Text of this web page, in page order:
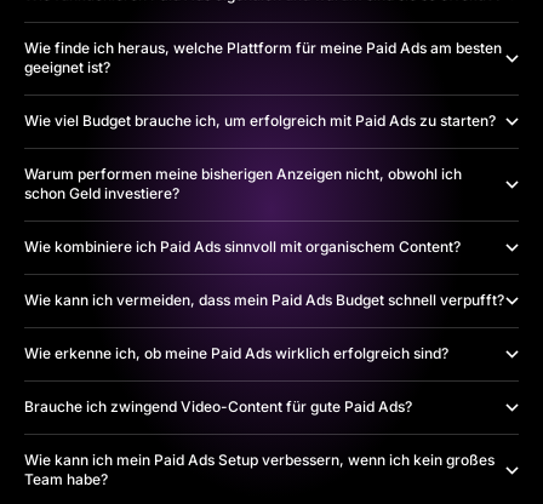
Wie finde ich heraus, welche Plattform für meine Paid Ads am besten
geeignet ist?
Wie viel Budget brauche ich, um erfolgreich mit Paid Ads zu starten?
Warum performen meine bisherigen Anzeigen nicht, obwohl ich
schon Geld investiere?
Wie kombiniere ich Paid Ads sinnvoll mit organischem Content?
Wie kann ich vermeiden, dass mein Paid Ads Budget schnell verpufft?
Wie erkenne ich, ob meine Paid Ads wirklich erfolgreich sind?
Brauche ich zwingend Video-Content für gute Paid Ads?
Wie kann ich mein Paid Ads Setup verbessern, wenn ich kein großes
Team habe?